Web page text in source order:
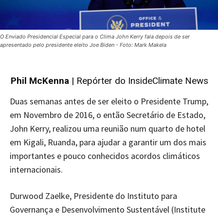
O Enviado Presidencial Especial para o Clima John Kerry fala depois de ser
apresentado pelo presidente eleito Joe Biden - Foto: Mark Makela
Phil McKenna | Repórter do InsideClimate News
Duas semanas antes de ser eleito o Presidente Trump,
em Novembro de 2016, o então Secretário de Estado,
John Kerry, realizou uma reunião num quarto de hotel
em Kigali, Ruanda, para ajudar a garantir um dos mais
importantes e pouco conhecidos acordos climáticos
internacionais.
Durwood Zaelke, Presidente do Instituto para
Governança e Desenvolvimento Sustentável (Institute